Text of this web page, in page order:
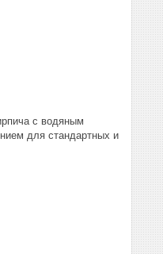
с водяным
для стандартных и